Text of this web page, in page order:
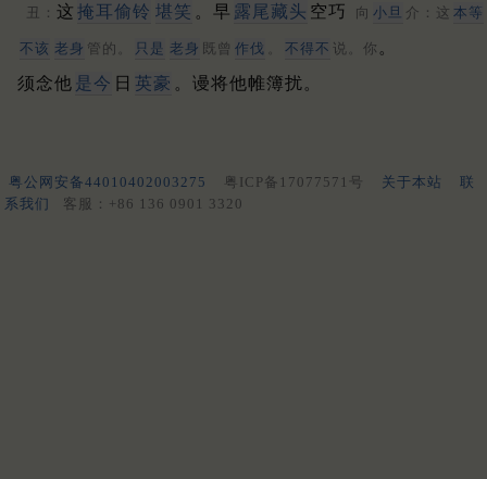
丑： 这 掩耳偷铃 堪笑 。早 露尾藏头 空巧 向 小旦 介：这 本等
不该 老身 管的。 只是 老身 既曾 作伐 不得不 说。你 。
须念他 是今 日 英豪 。谩将他帷簿扰。
粤公网安备44010402003275 粤ICP备17077571号 关于本站
联
系我们
客服：+86 136 0901 3320